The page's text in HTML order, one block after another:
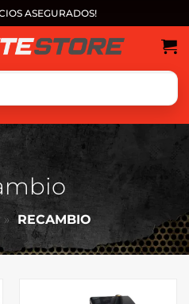
ASEGURADOS!
» RECAMBIO